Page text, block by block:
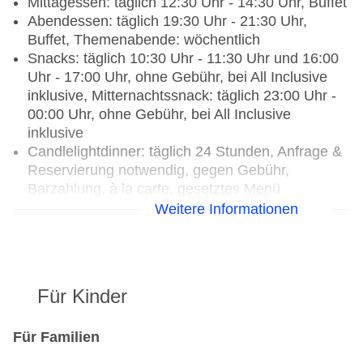
Abendessen: täglich 19:30 Uhr - 21:30 Uhr,
Buffet, Themenabende: wöchentlich
Snacks: täglich 10:30 Uhr - 11:30 Uhr und 16:00
Uhr - 17:00 Uhr, ohne Gebühr, bei All Inclusive
inklusive, Mitternachtssnack: täglich 23:00 Uhr -
00:00 Uhr, ohne Gebühr, bei All Inclusive
inklusive
Candlelightdinner: täglich 24 Stunden, Anfrage &
Reservierung notwendig, gegen Gebühr,
Barzahlung, à la carte, gesetztes Menü
notwendig, glutenfreie Gerichte: ohne Gebühr,
Gerichte: ohne Gebühr, Anfrage & Reservierung
Weitere Informationen
Für Kinder
Für Familien